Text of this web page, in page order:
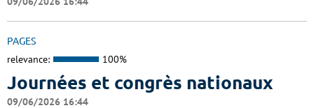
PAGES
relevance: 100%
Journées et congrès nationaux
09/06/2026 16:44